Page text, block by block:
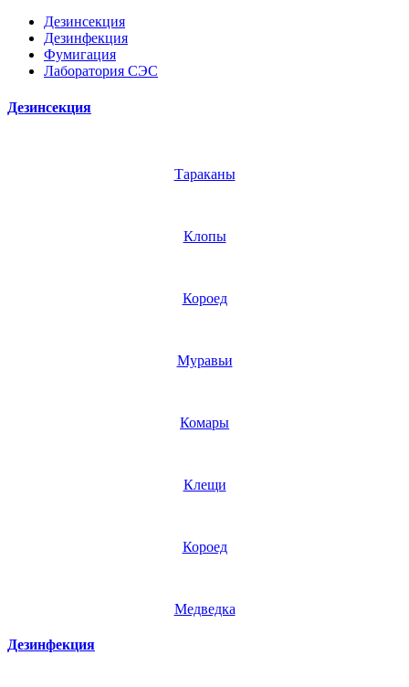
Дезинсекция
Дезинфекция
Фумигация
Лаборатория СЭС
Дезинсекция
Тараканы
Клопы
Короед
Муравьи
Комары
Клещи
Короед
Медведка
Дезинфекция